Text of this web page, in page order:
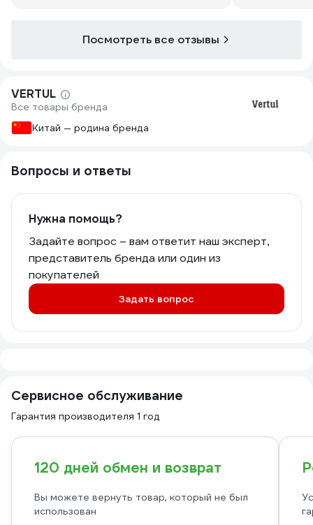
Посмотреть все отзывы
VERTUL
Все товары бренда
Китай — родина бренда
Вопросы и ответы
Нужна помощь?
Задайте вопрос – вам ответит наш эксперт,
представитель бренда или один из
покупателей
Задать вопрос
Сервисное обслуживание
Гарантия производителя 1 год
120 дней обмен и возврат
Вы можете вернуть товар, который не был
использован